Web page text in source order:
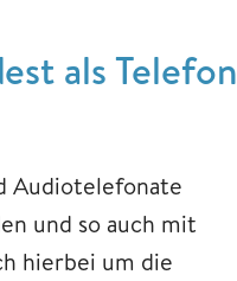
als Telefon
Audiotelefonate
und so auch mit
hierbei um die